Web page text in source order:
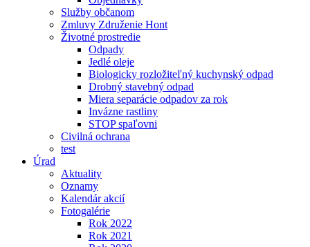
Služby občanom
Zmluvy Združenie Hont
Životné prostredie
Odpady
Jedlé oleje
Biologicky rozložiteľný kuchynský odpad
Drobný stavebný odpad
Miera separácie odpadov za rok
Invázne rastliny
STOP spaľovni
Civilná ochrana
test
Úrad
Aktuality
Oznamy
Kalendár akcií
Fotogalérie
Rok 2022
Rok 2021